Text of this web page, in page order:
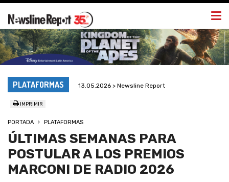
PLATAFORMAS 13.05.2026 > Newsline Report
IMPRIMIR
PORTADA PLATAFORMAS
ÚLTIMAS SEMANAS PARA
POSTULAR A LOS PREMIOS
MARCONI DE RADIO 2026